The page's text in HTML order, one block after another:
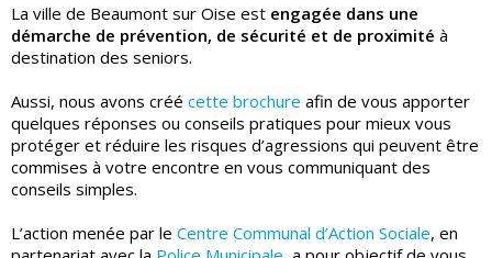
La ville de Beaumont sur Oise est engagée dans une
démarche de prévention, de sécurité et de proximité à
destination des seniors.
Aussi, nous avons créé cette brochure afin de vous apporter
quelques réponses ou conseils pratiques pour mieux vous
protéger et réduire les risques d’agressions qui peuvent être
commises à votre encontre en vous communiquant des
conseils simples.
L’action menée par le Centre Communal d’Action Sociale, en